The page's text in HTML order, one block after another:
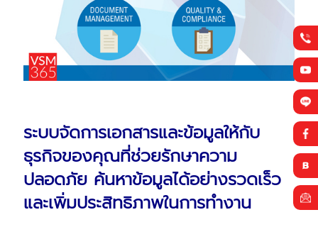
ระบบจัดการเอกสารและข้อมูลให้กับ
ธุรกิจของคุณที่ช่วยรักษาความ
ปลอดภัย ค้นหาข้อมูลได้อย่างรวดเร็ว
และเพิ่มประสิทธิภาพในการทำงาน